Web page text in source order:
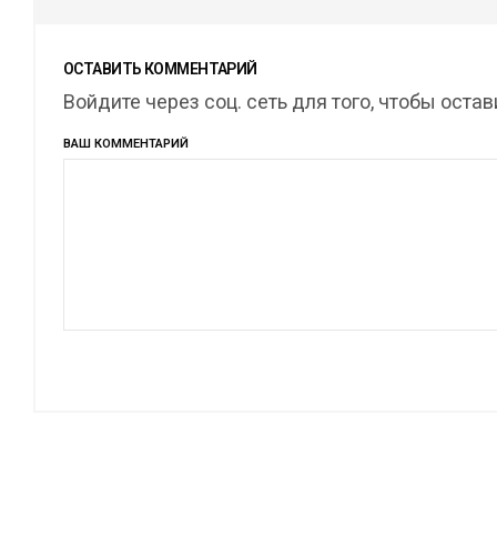
ОСТАВИТЬ КОММЕНТАРИЙ
Войдите через соц. сеть для того, чтобы
ВАШ КОММЕНТАРИЙ